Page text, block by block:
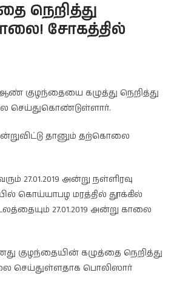
நெறித்து
சோகத்தில்
குழந்தையை கழுத்து நெறித்து
செய்துகொண்டுள்ளார்.
தானும் தற்கொலை
27.01.2019 அன்று நள்ளிரவு
கொய்யாபழ மரத்தில் தூக்கில்
27.01.2019 அன்று காலை
குழந்தையின் கழுத்தை நெறித்து
செய்துள்ளதாக பொலிஸார்